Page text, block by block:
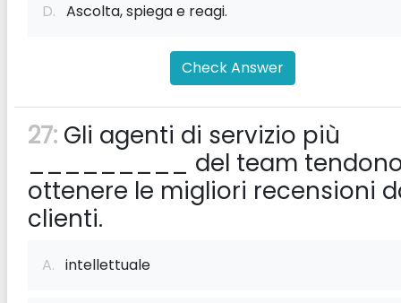
D. Ascolta, spiega e reagi.
Check Answer
27: Gli agenti di servizio più
_________ del team
ottenere le migliori recensioni
clienti.
A. intellettuale